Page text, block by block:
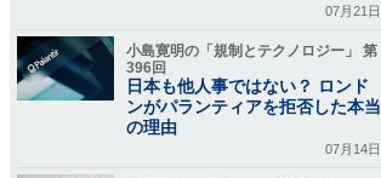
07月21日
小島寛明の「規制とテクノロジー」 第
396回
日本も他人事ではない？ ロンド
ンがパランティアを拒否した本当
の理由
07月14日